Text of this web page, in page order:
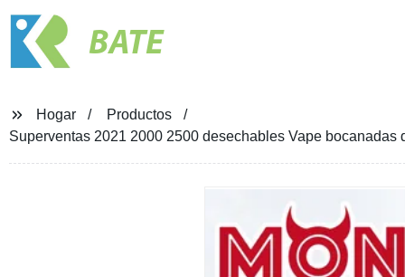
BATE
Hogar
Productos
Superventas 2021 2000 2500 desechables Vape